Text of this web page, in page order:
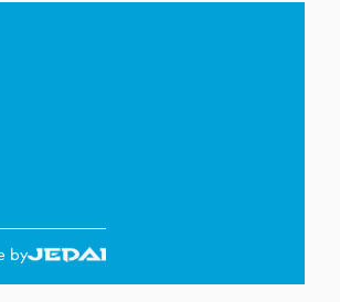
hücum
həbs
sülhün əldə
by